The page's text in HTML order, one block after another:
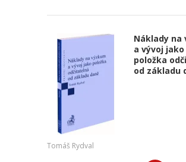
Náklady na
a vývoj jako
položka
od základu
Tomáš Rydval